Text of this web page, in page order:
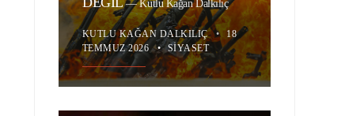
—Kutlu Kağan Dalkılıç
KUTLU KAĞAN DALKILIÇ • 18
TEMMUZ 2026 • SIYASET